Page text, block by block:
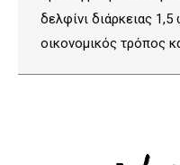
δελφίνι διάρκειας
οικονομικός τρόπος